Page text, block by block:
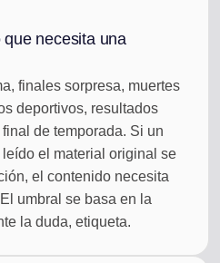
necesita una
finales sorpresa, muertes
deportivos, resultados
de temporada. Si un
el material original se
el contenido necesita
umbral se basa en la
la duda, etiqueta.